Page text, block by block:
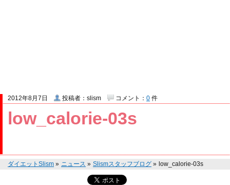
low_calorie-03s
2012年8月7日 投稿者：slism コメント： 0 件
ダイエットSlism » ニュース » Slismスタッフブログ » low_calorie-03s